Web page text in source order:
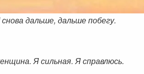
дальше, дальше побегу.
Я сильная. Я справлюсь.